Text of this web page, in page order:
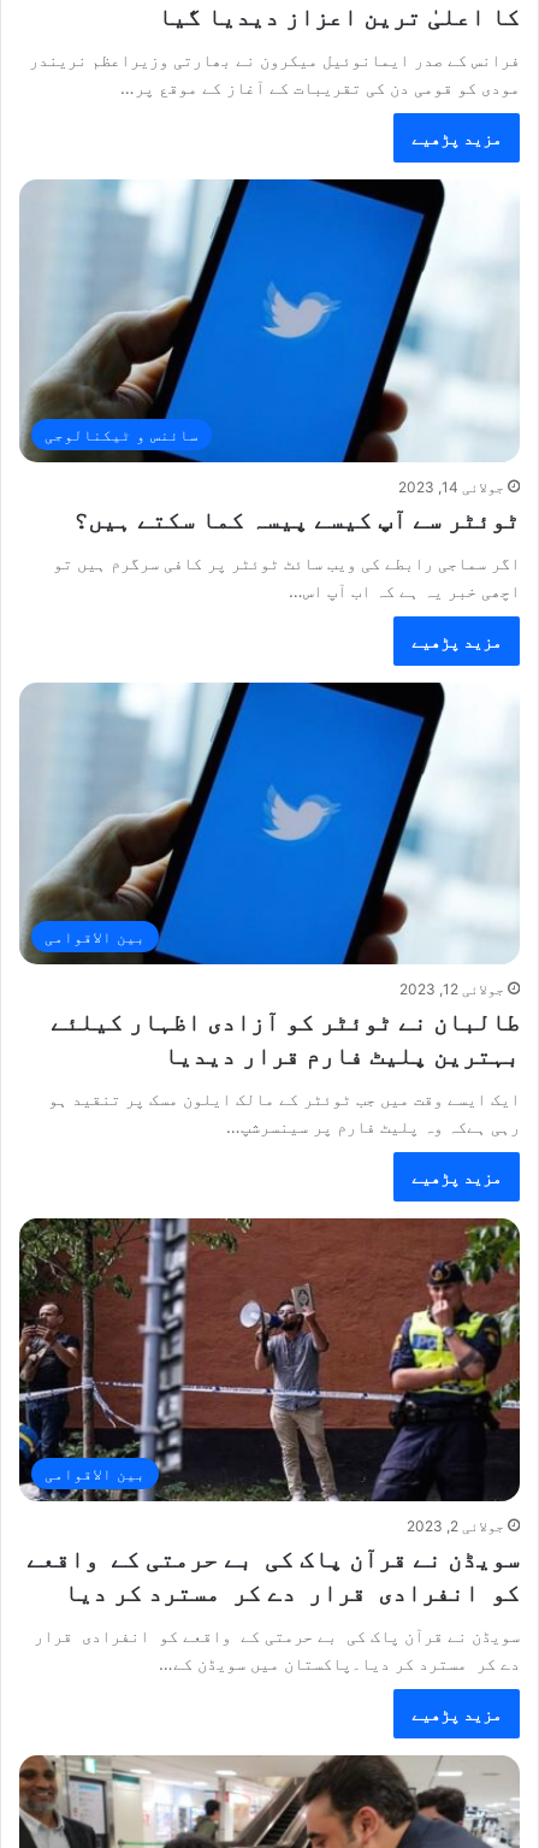
کا اعلیٰ ترین اعزاز دیدیا گیا
فرانس کے صدر ایمانوئیل میکرون نے بھارتی وزیراعظم نریندر
مودی کو قومی دن کی تقریبات کے آغاز کے موقع پر…
مزید پڑھیے
سائنس و ٹیکنالوجی
جولائی 14, 2023
ٹوئٹر سے آپ کیسے پیسہ کما سکتے ہیں؟
اگر سماجی رابطے کی ویب سائٹ ٹوئٹر پر کافی سرگرم ہیں تو
اچھی خبر یہ ہے کہ اب آپ اس…
مزید پڑھیے
بین الاقوامی
جولائی 12, 2023
طالبان نے ٹوئٹر کو آزادی اظہار کیلئے
بہترین پلیٹ فارم قرار دیدیا
ایک ایسے وقت میں جب ٹوئٹر کے مالک ایلون مسک پر تنقید ہو
رہی ہےکہ وہ پلیٹ فارم پر سینسرشپ…
مزید پڑھیے
بین الاقوامی
جولائی 2, 2023
سویڈن نے قرآن پاک کی بے حرمتی کے واقعے
کو انفرادی قرار دے کر مسترد کر دیا
سویڈن نے قرآن پاک کی بے حرمتی کے واقعے کو انفرادی قرار
دے کر مسترد کر دیا۔پاکستان میں سویڈن کے…
مزید پڑھیے